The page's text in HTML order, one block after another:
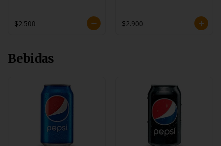
$2.500 $2.900
Bebidas